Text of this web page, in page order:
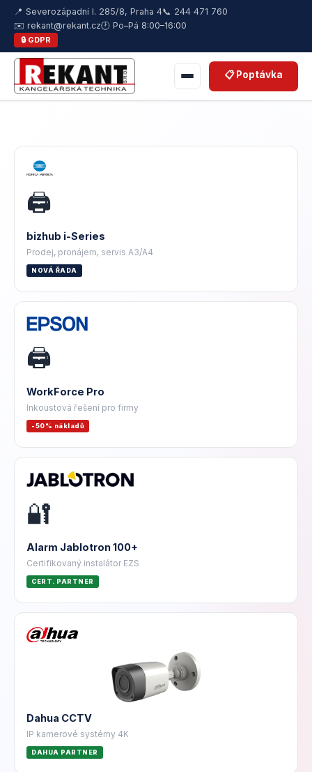
📍 Severozápadní I. 285/8, Praha 4📞 244 471 760
✉️ rekant@rekant.cz🕐 Po–Pá 8:00–16:00
🔒 GDPR
📋 Poptávka
🖨️
bizhub i-Series
Prodej, pronájem, servis A3/A4
NOVÁ ŘADA
🖨️
WorkForce Pro
Inkoustová řešení pro firmy
-50% nákladů
🔐
Alarm Jablotron 100+
Certifikovaný instalátor EZS
CERT. PARTNER
Dahua CCTV
IP kamerové systémy 4K
DAHUA PARTNER